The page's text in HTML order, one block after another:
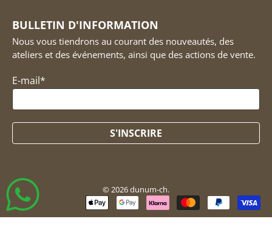
BULLETIN D'INFORMATION
Nous vous tiendrons au courant des nouveautés, des
ateliers et des événements, ainsi que des actions de vente.
E-mail*
S'INSCRIRE
© 2026dunum-ch.